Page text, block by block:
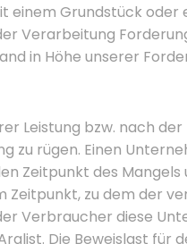
einem Grundstück oder
Verarbeitung
in Höhe unserer
Leistung bzw. nach
zu rügen. Einen
Zeitpunkt des
zu dem der
Verbraucher diese
Die Beweislast für